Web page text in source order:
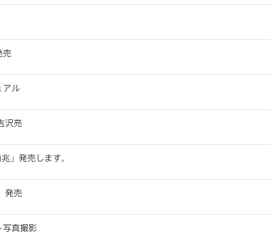
アル
沢亮
発売します。
発売
真撮影